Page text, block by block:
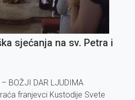
sjećanja na sv. Petra i
BOŽJI DAR LJUDIMA
franjevci Kustodije Svete